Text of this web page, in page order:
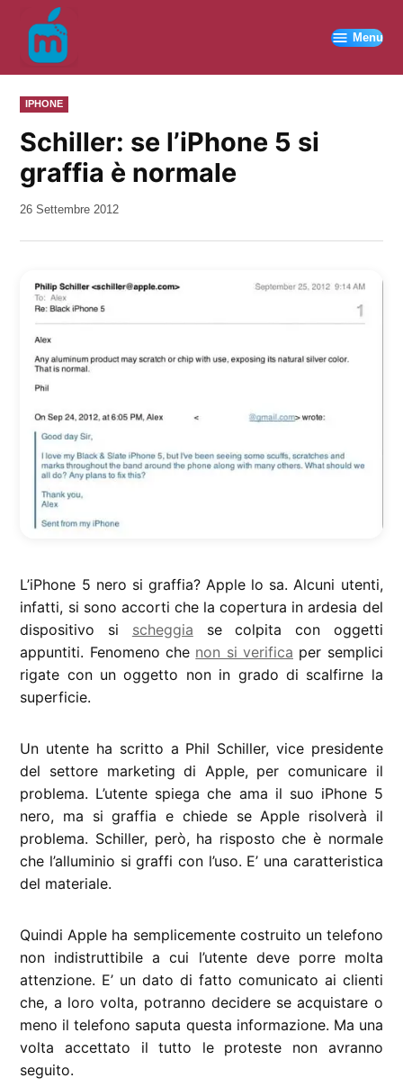
contenuto
Menu
PUBBLICATO
IN
IPHONE
Schiller: se l’iPhone 5 si
graffia è normale
da
26 Settembre 2012
L’iPhone 5 nero si graffia? Apple lo sa. Alcuni utenti,
infatti, si sono accorti che la copertura in ardesia del
dispositivo si scheggia se colpita con oggetti
appuntiti. Fenomeno che non si verifica per semplici
rigate con un oggetto non in grado di scalfirne la
superficie.
Un utente ha scritto a Phil Schiller, vice presidente
del settore marketing di Apple, per comunicare il
problema. L’utente spiega che ama il suo iPhone 5
nero, ma si graffia e chiede se Apple risolverà il
problema. Schiller, però, ha risposto che è normale
che l’alluminio si graffi con l’uso. E’ una caratteristica
del materiale.
Quindi Apple ha semplicemente costruito un telefono
non indistruttibile a cui l’utente deve porre molta
attenzione. E’ un dato di fatto comunicato ai clienti
che, a loro volta, potranno decidere se acquistare o
meno il telefono saputa questa informazione. Ma una
volta accettato il tutto le proteste non avranno
seguito.